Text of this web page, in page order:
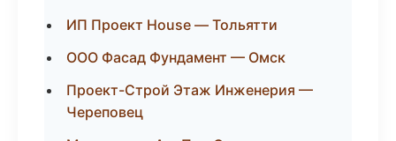
ИП Проект House — Тольятти
ООО Фасад Фундамент — Омск
Проект-Строй Этаж Инженерия —
Череповец